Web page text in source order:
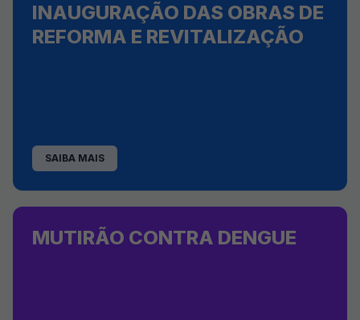
INAUGURAÇÃO DAS OBRAS DE
REFORMA E REVITALIZAÇÃO
SAIBA MAIS
MUTIRÃO CONTRA DENGUE